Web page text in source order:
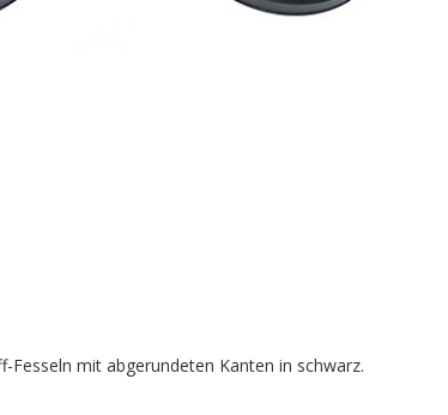
mit abgerundeten Kanten in schwarz.